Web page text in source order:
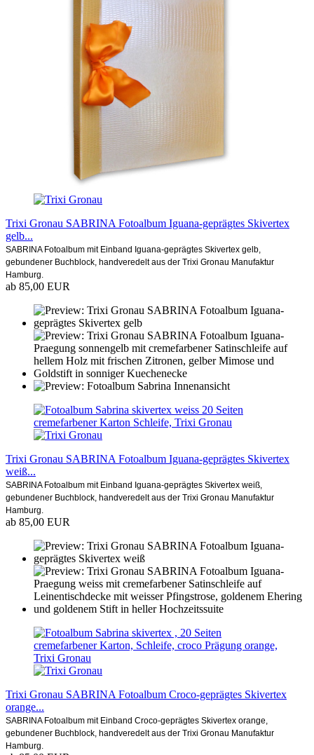
Trixi Gronau SABRINA Fotoalbum Iguana-geprägtes Skivertex
gelb...
SABRINA Fotoalbum mit Einband Iguana-geprägtes Skivertex gelb,
gebundener Buchblock, handveredelt aus der Trixi Gronau Manufaktur
Hamburg.
ab 85,00 EUR
Trixi Gronau SABRINA Fotoalbum Iguana-geprägtes Skivertex
weiß...
SABRINA Fotoalbum mit Einband Iguana-geprägtes Skivertex weiß,
gebundener Buchblock, handveredelt aus der Trixi Gronau Manufaktur
Hamburg.
ab 85,00 EUR
Trixi Gronau SABRINA Fotoalbum Croco-geprägtes Skivertex
orange...
SABRINA Fotoalbum mit Einband Croco-geprägtes Skivertex orange,
gebundener Buchblock, handveredelt aus der Trixi Gronau Manufaktur
Hamburg.